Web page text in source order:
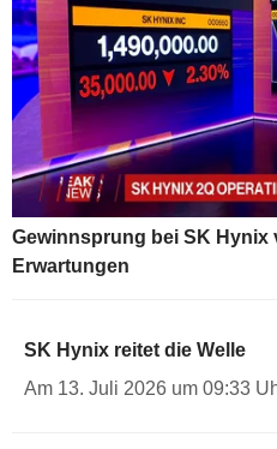
Gewinnsprung bei SK Hynix
Erwartungen
SK Hynix reitet die Welle
Am 13. Juli 2026 um 09:33